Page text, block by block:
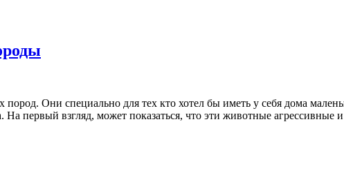
Они специально для тех кто хотел бы иметь у себя дома
первый взгляд, может показаться, что эти животные агрессивные